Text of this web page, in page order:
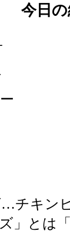
今日
チキン
」とは